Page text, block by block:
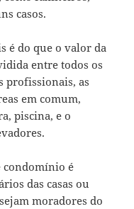
casos.
é do que o valor da
entre todos os
profissionais, as
em comum,
piscina, e o
condomínio é
das casas ou
moradores do